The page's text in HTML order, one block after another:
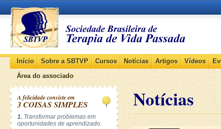
Início Sobre a SBTVP Cursos Notícias Artigos Vídeos
Área do associado
A felicidade consiste em
3 COISAS SIMPLES
1. Transformar problemas em
oportunidades de aprendizado.
Notícias